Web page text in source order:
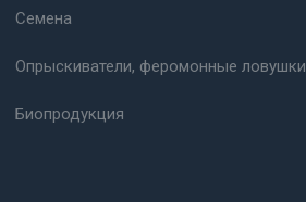
Семена
Опрыскиватели, феромонные ловушки
Биопродукция